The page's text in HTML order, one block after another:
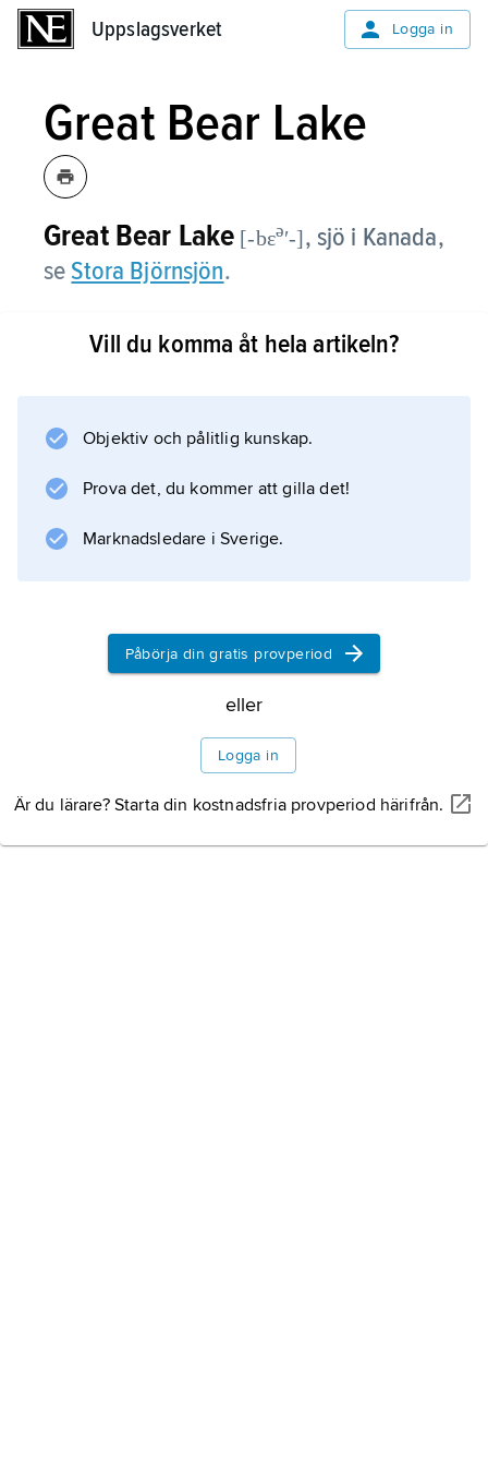
Uppslagsverket Logga in
Great Bear Lake
Great Bear Lake [-bɛəʹ-], sjö i Kanada,
se Stora Björnsjön.
Vill du komma åt hela artikeln?
Objektiv och pålitlig kunskap.
Prova det, du kommer att gilla det!
Marknadsledare i Sverige.
Påbörja din gratis provperiod
eller
Logga in
Är du lärare? Starta din kostnadsfria provperiod härifrån.